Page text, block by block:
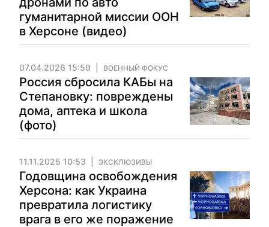
гуманитарной миссии ООН
в Херсоне (видео)
07.04.2026 15:59 ВОЕННЫЙ ФОКУС
Россия сбросила КАБы на
Степановку: повреждены
дома, аптека и школа
(фото)
11.11.2025 10:53 ЭКСКЛЮЗИВЫ
Годовщина освобождения
Херсона: как Украина
превратила логистику
врага в его же поражение